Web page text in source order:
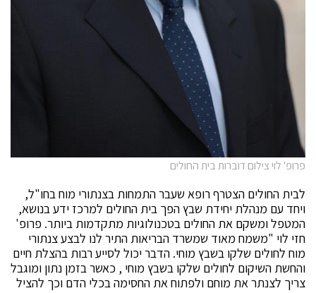
פרופ' לוי צילום דוברות בית החולים
לבית החולים הצטרף רופא שעבר התמחות בצנתורי מוח בחו"ל,
ויחד עם מנהלת יחידת שבץ הפך בית החולים למרכז ידע בנושא,
המטפל ומשקם את החולים בטכנולוגיות מתקדמות ביותר. פרופ'
חזי לוי "משמח מאוד שמשרד הבריאות התיר לנו לבצע צנתורי
מוח לחולים שלקו בשבץ מוחי. הדבר יכול לסייע רבות בהצלת חיים
והחשת השיקום לחולים שלקו בשבץ מוחי , כאשר בזמן נתון ומוגבל
צריך לצנתר את מוחם ולפתוח את החסימה בכלי הדם וכך להציל